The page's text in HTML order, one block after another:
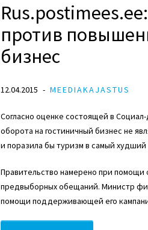
против
бизнес
12.04.2015 MEEDIAKAJASTUS
Согласно оценке состоящей в
оборота на гостиничный бизнес не
и поразила бы туризм в самый худший
Правительство намерено при помощи
предвыборных обещаний. Министр
помощи поддерживающей его